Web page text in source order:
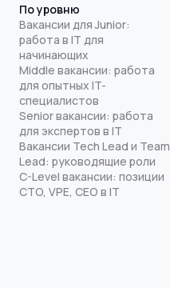
По уровню
Вакансии для Junior:
работа в IT для
начинающих
Middle вакансии: работа
для опытных IT-
специалистов
Senior вакансии: работа
для экспертов в IT
Вакансии Tech Lead и Team
Lead: руководящие роли
C-Level вакансии: позиции
CTO, VPE, CEO в IT